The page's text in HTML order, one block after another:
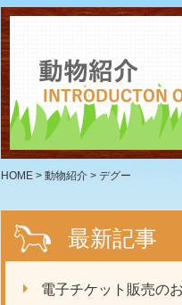
HOME > 動物紹介 > デグー
最新記事
電子チケット販売の